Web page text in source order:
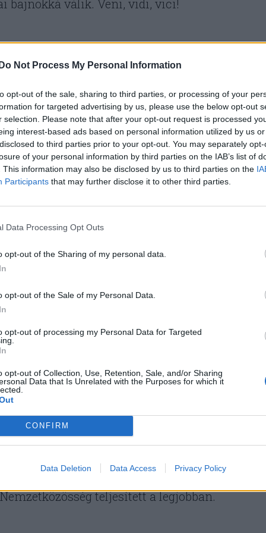
Do Not Process My Personal Information
opt-out of the sale, sharing to third parties, or processing of your
for targeted advertising by us, please use the below opt-out
selection. Please note that after your opt-out request is processed
interest-based ads based on personal information utilized by us
to third parties prior to your opt-out. You may separately
of your personal information by third parties on the IAB’s list of
This information may also be disclosed by us to third parties on the
Participants that may further disclose it to other third parties.
Data Processing Opt Outs
opt-out of the Sharing of my personal data.
opt-out of the Sale of my Personal Data.
opt-out of processing my Personal Data for Targeted
opt-out of Collection, Use, Retention, Sale, and/or Sharing
Data that Is Unrelated with the Purposes for which it
CONFIRM
Data Deletion Data Access Privacy Policy
bajnokká válik. Veni, vidi, vici!
megrendezett
1960-ban az első
megrendezett
bizonyult.
paraplegic (bénult) és az olimpia szavak
tól a paralimpián a paraplégiás sportolók
versenyzők is részt vehettek. 1988 óta az a
játékok az olimpia helyszínén, annak
kerülnek sorra. A nyári játékok mellett 1976-
téli paralimpiai játékokat is, helyszínük 1992-
Külön sportesemény a siketlimpia,
sportolók számára rendezett speciális
az olimpiának és a paralimpiai játékoknak,
élő sportolók számára rendezett
Néhány héttel ezelőtt a párizsi
most a frissen befejeződött paralimpia
Az olimpiát az Amerikai
következett, bár összességében a közös
teljesített a legjobban.